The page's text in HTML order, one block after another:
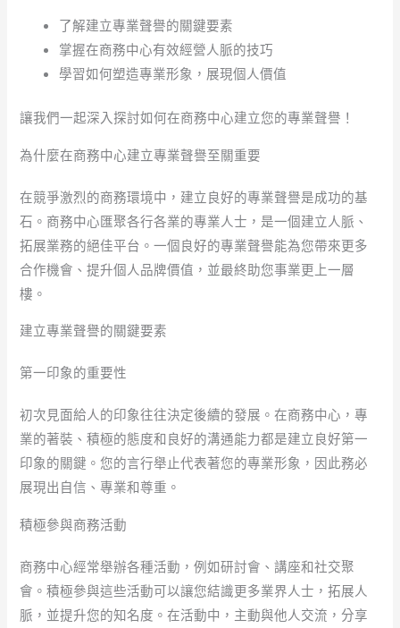
了解建立專業聲譽的關鍵要素
掌握在商務中心有效經營人脈的技巧
學習如何塑造專業形象，展現個人價值
讓我們一起深入探討如何在商務中心建立您的專業聲譽！
為什麼在商務中心建立專業聲譽至關重要
在競爭激烈的商務環境中，建立良好的專業聲譽是成功的基
石。商務中心匯聚各行各業的專業人士，是一個建立人脈、
拓展業務的絕佳平台。一個良好的專業聲譽能為您帶來更多
合作機會、提升個人品牌價值，並最終助您事業更上一層
樓。
建立專業聲譽的關鍵要素
第一印象的重要性
初次見面給人的印象往往決定後續的發展。在商務中心，專
業的著裝、積極的態度和良好的溝通能力都是建立良好第一
印象的關鍵。您的言行舉止代表著您的專業形象，因此務必
展現出自信、專業和尊重。
積極參與商務活動
商務中心經常舉辦各種活動，例如研討會、講座和社交聚
會。積極參與這些活動可以讓您結識更多業界人士，拓展人
脈，並提升您的知名度。在活動中，主動與他人交流，分享